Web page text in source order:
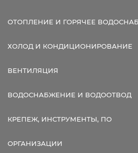
ОТОПЛЕНИЕ И ГОРЯЧЕЕ
ХОЛОД И КОНДИЦИОНИРОВАНИЕ
ВЕНТИЛЯЦИЯ
ВОДОСНАБЖЕНИЕ И ВОДООТВОД
КРЕПЕЖ, ИНСТРУМЕНТЫ, ПО
ОРГАНИЗАЦИИ